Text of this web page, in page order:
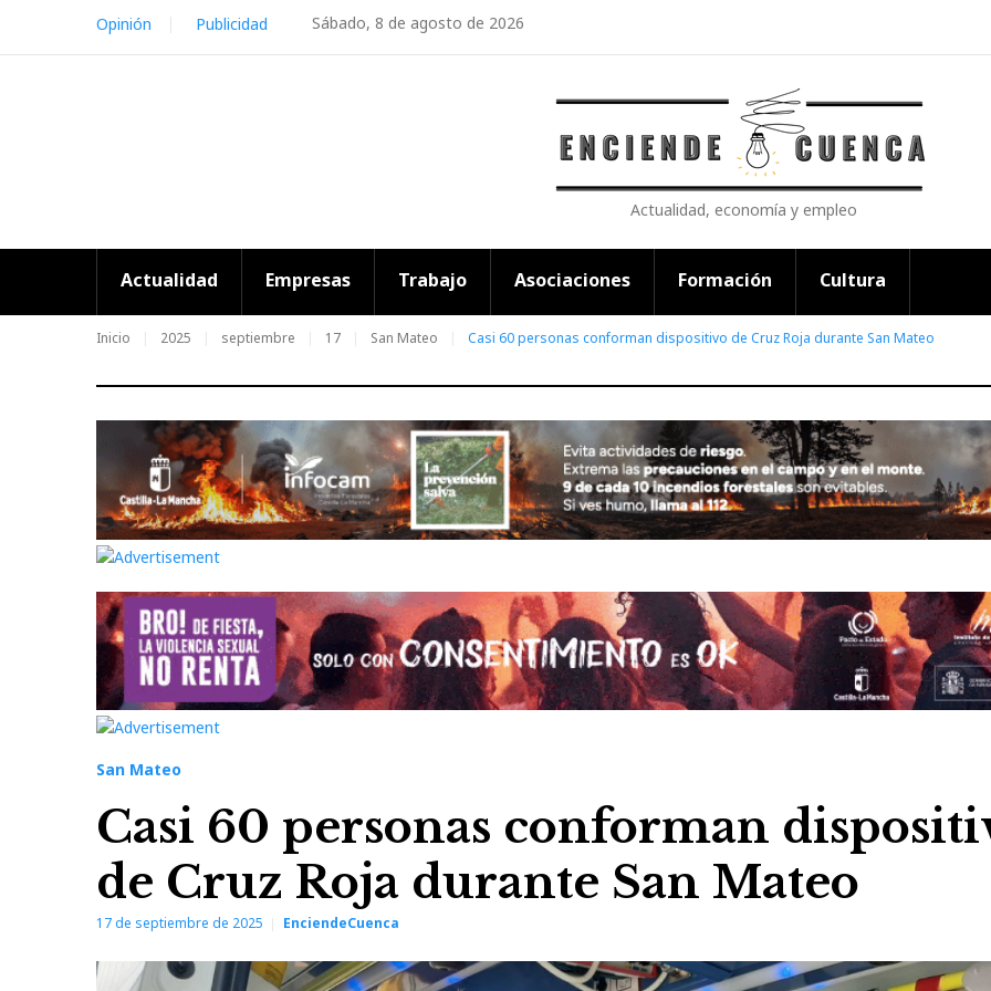
content
Sábado, 8 de agosto de 2026
Opinión Publicidad
Actualidad, economía y empleo
Actualidad Empresas Trabajo Asociaciones Formación Cultura
Inicio 2025 septiembre 17 San Mateo Casi 60 personas conforman dispositivo de Cruz Roja durante San Mateo
San Mateo
Casi 60 personas conforman
de Cruz Roja durante San Mateo
17 de septiembre de 2025 EnciendeCuenca